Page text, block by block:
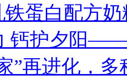
铁蛋白配方
钙护夕阳
”再进化，